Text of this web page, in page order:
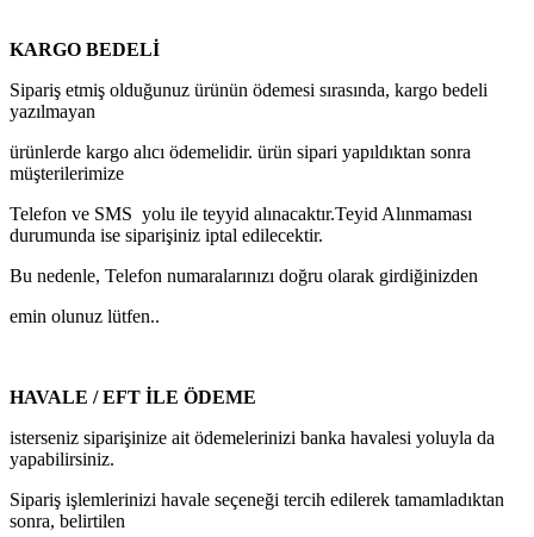
KARGO BEDELİ
Sipariş etmiş olduğunuz ürünün ödemesi sırasında, kargo bedeli
yazılmayan
ürünlerde kargo alıcı ödemelidir. ürün sipari yapıldıktan sonra
müşterilerimize
Telefon ve SMS yolu ile teyyid alınacaktır.Teyid Alınmaması
durumunda ise siparişiniz iptal edilecektir.
Bu nedenle, Telefon numaralarınızı doğru olarak girdiğinizden
emin olunuz lütfen..
HAVALE / EFT İLE ÖDEME
isterseniz siparişinize ait ödemelerinizi banka havalesi yoluyla da
yapabilirsiniz.
Sipariş işlemlerinizi havale seçeneği tercih edilerek tamamladıktan
sonra, belirtilen